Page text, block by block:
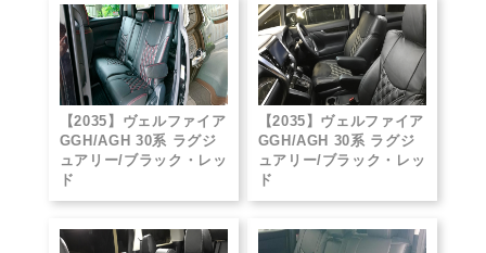
【2035】ヴェルファイア
GGH/AGH 30系 ラグジ
ュアリー/ブラック・レッ
ド
【2035】ヴェルファイア
GGH/AGH 30系 ラグジ
ュアリー/ブラック・レッ
ド